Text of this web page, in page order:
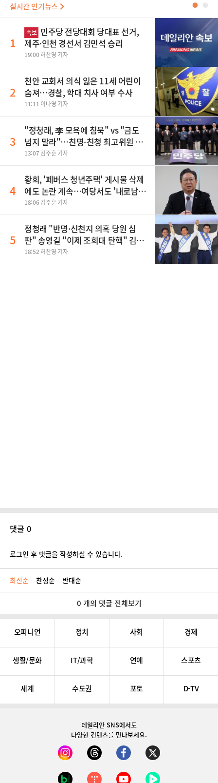
실시간 인기뉴스 ●
1
속보 민주당 전당대회 당대표 선거,
제주·인천 경선서 김민석 승리
19:00 허찬영 기자
2
천안 교회서 의식 잃은 11세 어린이
숨져…경찰, 학대 치사 여부 수사
11:11 이나영 기자
3
"정청래, 李 모욕에 침묵" vs "금도
넘지 말라"…친명-친청 최고위원 후
보, 제주서 격돌
13:07 김주훈 기자
4
황희, '폐버스 청년주택' 게시물 삭제
에도 논란 계속…여당서도 '내로남
불' 비판
18:06 김주훈 기자
5
정청래 "반명·신천지 의혹 당원 심
판" 송영길 "이제 조희대 탄핵" 김민
석 "대체불가 민주당"
18:52 허찬영 기자
댓글 0
로그인 후 댓글을 작성하실 수 있습니다.
최신순 찬성순 반대순
0 개의 댓글 전체보기
오피니언 정치 사회 경제
생활/문화 IT/과학 연예 스포츠
세계 수도권 포토 D-TV
데일리안 SNS에서도
다양한 컨텐츠를 만나보세요.